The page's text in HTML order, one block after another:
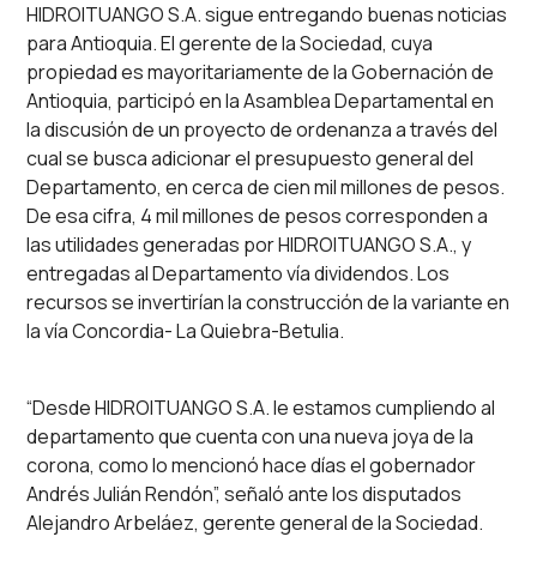
HIDROITUANGO S.A. sigue entregando buenas noticias
para Antioquia. El gerente de la Sociedad, cuya
propiedad es mayoritariamente de la Gobernación de
Antioquia, participó en la Asamblea Departamental en
la discusión de un proyecto de ordenanza a través del
cual se busca adicionar el presupuesto general del
Departamento, en cerca de cien mil millones de pesos.
De esa cifra, 4 mil millones de pesos corresponden a
las utilidades generadas por HIDROITUANGO S.A., y
entregadas al Departamento vía dividendos. Los
recursos se invertirían la construcción de la variante en
la vía Concordia- La Quiebra-Betulia.
“Desde HIDROITUANGO S.A. le estamos cumpliendo al
departamento que cuenta con una nueva joya de la
corona, como lo mencionó hace días el gobernador
Andrés Julián Rendón”, señaló ante los disputados
Alejandro Arbeláez, gerente general de la Sociedad.